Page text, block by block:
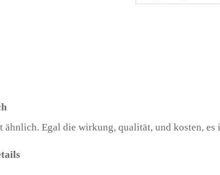
ähnlich. Egal die wirkung, qualität, und kosten,